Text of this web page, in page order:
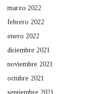
marzo 2022
febrero 2022
enero 2022
diciembre 2021
noviembre 2021
octubre 2021
septiembre 2021